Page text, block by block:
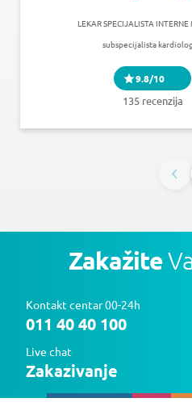
LEKAR SPECIJALISTA
subspecijalista
9.8/10
135 recenzija
Zakažite
Kontakt centar 00-24h
011 40 40 100
Live chat
Zakazivanje